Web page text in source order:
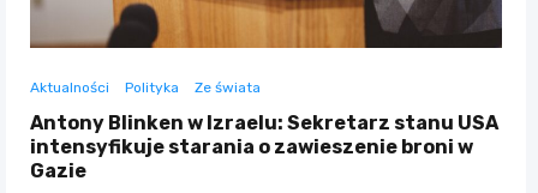
Aktualności Polityka Ze świata
Antony Blinken w Izraelu: Sekretarz stanu USA
intensyfikuje starania o zawieszenie broni w
Gazie